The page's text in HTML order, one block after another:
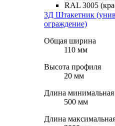
RAL 3005
3Д Штакетник
ограждение)
Общая ширина
110 мм
Высота профиля
20 мм
Длина минимальная
500 мм
Длина